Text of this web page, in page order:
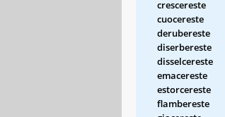
crescereste
cuocereste
derubereste
diserbereste
disselcereste
emacereste
estorcereste
flambereste